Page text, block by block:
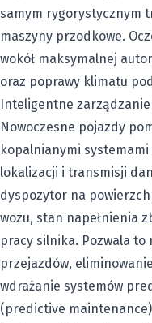
samym rygorystycznym
maszyny przodkowe.
wokół maksymalnej
oraz poprawy klimatu
Inteligentne
Nowoczesne pojazdy
kopalnianymi
lokalizacji i transmisji
dyspozytor na
wozu, stan napełnienia
pracy silnika. Pozwala
przejazdów,
wdrażanie systemów
(predictive